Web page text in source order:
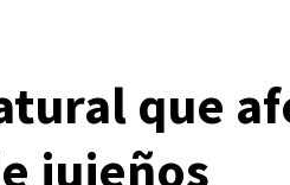
que
jujeños